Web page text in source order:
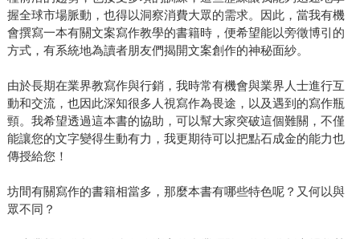
握全球市場脈動，也得以洞察消費大眾的需求。因此，當我有機
會撰寫一本有關文案寫作教學的書籍時，便希望能以旁徵博引的
方式，有系統地為讀者朋友們揭開文案創作的神秘面紗。
由於長期在業界教寫作與行銷，我時常有機會與業界人士進行互
動和交流，也因此深知很多人視寫作為畏途，以及遇到的寫作瓶
頸。我希望透過這本書的協助，可以幫大家突破這個難關，不僅
能讓您的文字變得生動有力，我更期待可以把點石成金的能力也
傳授給您！
坊間有關寫作的書籍相當多，那麼本書有哪些特色呢？又何以與
眾不同？